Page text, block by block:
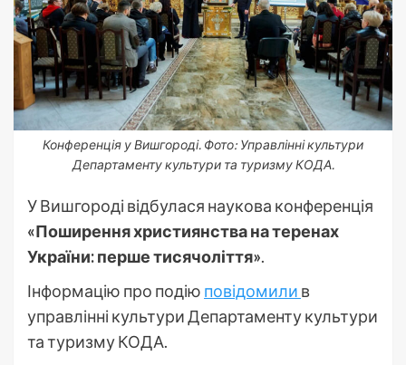
Конференція у Вишгороді. Фото: Управлінні культури
Департаменту культури та туризму КОДА.
У Вишгороді відбулася наукова конференція
«Поширення християнства на теренах
України: перше тисячоліття».
Інформацію про подію повідомили в
управлінні культури Департаменту культури
та туризму КОДА.